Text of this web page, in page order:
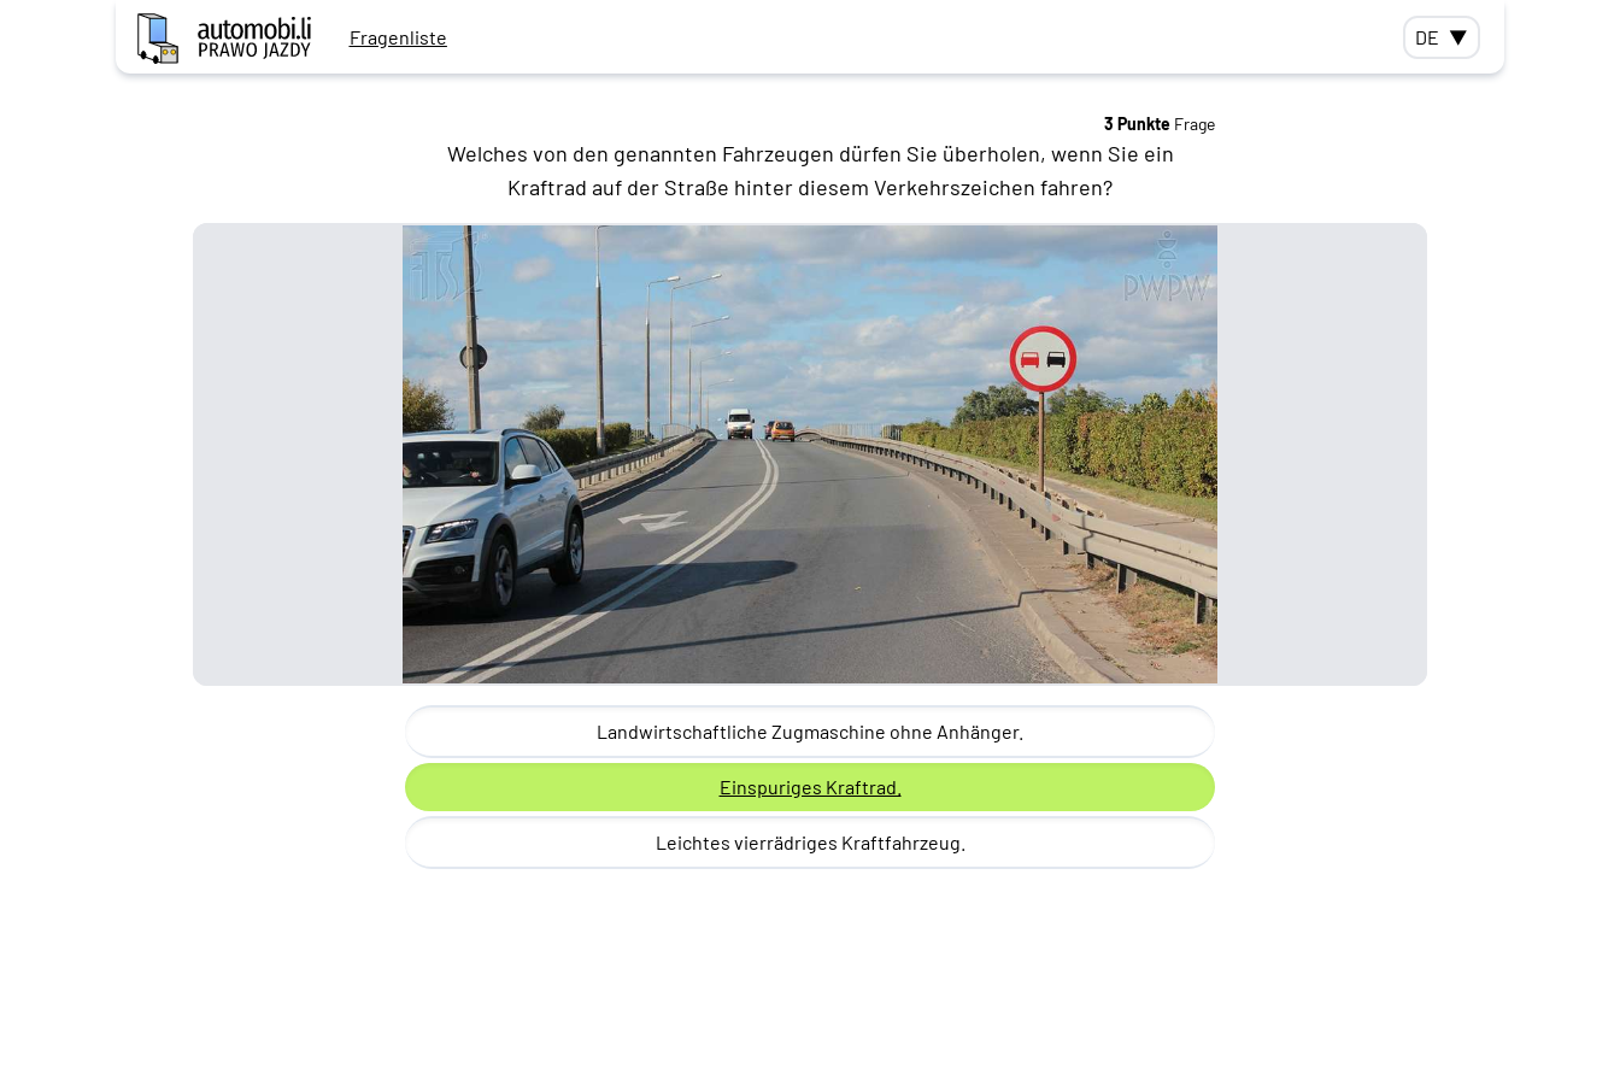
Fragenliste DE ▼
3 Punkte Frage
Welches von den genannten Fahrzeugen dürfen Sie überholen, wenn Sie ein
Kraftrad auf der Straße hinter diesem Verkehrszeichen fahren?
Landwirtschaftliche Zugmaschine ohne Anhänger.
Einspuriges Kraftrad.
Leichtes vierrädriges Kraftfahrzeug.